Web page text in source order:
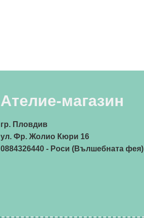
Ателие-магазин
гр. Пловдив
ул. Фр. Жолио Кюри 16
0884326440- Роси (Вълшебната фея)